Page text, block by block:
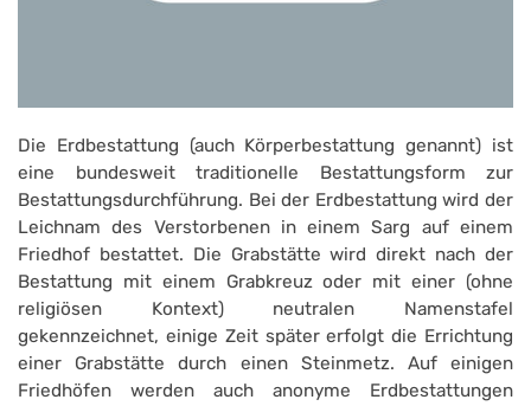
Die Erdbestattung (auch Körperbestattung genannt) ist
eine bundesweit traditionelle Bestattungsform zur
Bestattungsdurchführung. Bei der Erdbestattung wird der
Leichnam des Verstorbenen in einem Sarg auf einem
Friedhof bestattet. Die Grabstätte wird direkt nach der
Bestattung mit einem Grabkreuz oder mit einer (ohne
religiösen Kontext) neutralen Namenstafel
gekennzeichnet, einige Zeit später erfolgt die Errichtung
einer Grabstätte durch einen Steinmetz. Auf einigen
Friedhöfen werden auch anonyme Erdbestattungen